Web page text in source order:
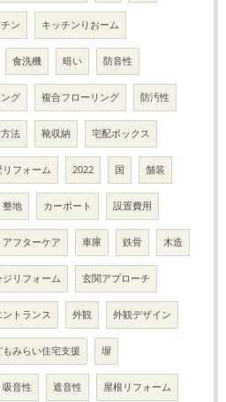
ン キッチンりおーム
食洗機 暗い 防音性
グ 複合フローリング 防汚性
法 靴収納 宅配ボックス
リフォーム 2022 国 舗装
整地 カーポート 設置費用
アフターケア 車庫 鉄骨 木造
ジリフォーム 玄関アプローチ
ントランス 外観 外観デザイン
もみらい住宅支援 塀
吸音性 遮音性 屋根リフォーム